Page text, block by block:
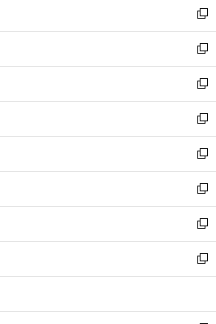
で
開
く
ド
ウ
で
開
く
ィ
ン
ド
ウ
で
開
く
い
ウ
ィ
ン
ド
ウ
で
開
く
新
し
い
ウ
ィ
ン
ド
ウ
で
開
く
新
し
い
ウ
ィ
ン
ド
ウ
で
開
く
新
し
い
ウ
ィ
ン
ド
ウ
で
開
く
新
し
い
ウ
ィ
ン
ド
ウ
で
開
新
し
い
ウ
ィ
ン
ド
ウ
開
新
し
い
ウ
ィ
ン
ウ
新
し
い
ウ
ン
新
し
ウ